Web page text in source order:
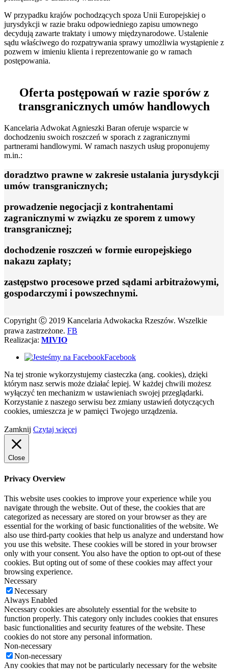
W przypadku krajów pochodzących spoza Unii Europejskiej o
jurysdykcji w razie braku odpowiedniego zapisu umownego
decydują zawarte traktaty i umowy międzynarodowe. Ustalenie
sądu właściwego do rozpatrywania sprawy umożliwia wystąpienie z
pozwem w imieniu klienta i reprezentowanie go w ramach
postępowania.
Oferta postępowań w razie sporów z
transgranicznych umów handlowych
Kancelaria Adwokat Agnieszki Baran oferuje wsparcie w
dochodzeniu swoich roszczeń w sporach z zagranicznymi
partnerami handlowymi. W ramach naszych usług proponujemy
m.in.:
doradztwo prawne w zakresie ustalania jurysdykcji
umów transgranicznych;
prowadzenie negocjacji z kontrahentami
zagranicznymi w związku ze sporem z umowy
transgranicznej;
dochodzenie roszczeń w formie europejskiego
nakazu zapłaty;
zastępstwo procesowe przed sądami arbitrażowymi,
gospodarczymi i powszechnymi.
Copyright Ⓒ 2019 Kancelaria Adwokacka Rzeszów. Wszelkie
prawa zastrzeżone. FB
Realizacja: MIVIO
Facebook
Na tej stronie wykorzystujemy ciasteczka (ang. cookies), dzięki
którym nasz serwis może działać lepiej. W każdej chwili możesz
wyłączyć ten mechanizm w ustawieniach swojej przeglądarki.
Korzystanie z naszego serwisu bez zmiany ustawień dotyczących
cookies, umieszcza je w pamięci Twojego urządzenia.
Zamknij Czytaj więcej
Close
Privacy Overview
This website uses cookies to improve your experience while you
navigate through the website. Out of these, the cookies that are
categorized as necessary are stored on your browser as they are
essential for the working of basic functionalities of the website. We
also use third-party cookies that help us analyze and understand how
you use this website. These cookies will be stored in your browser
only with your consent. You also have the option to opt-out of these
cookies. But opting out of some of these cookies may affect your
browsing experience.
Necessary
Necessary
Always Enabled
Necessary cookies are absolutely essential for the website to
function properly. This category only includes cookies that ensures
basic functionalities and security features of the website. These
cookies do not store any personal information.
Non-necessary
Non-necessary
Any cookies that may not be particularly necessary for the website